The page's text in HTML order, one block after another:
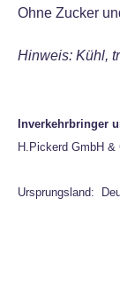
Ohne Zucker
Hinweis: Kühl,
Inverkehrbringer
H.Pickerd GmbH
Ursprungsland: